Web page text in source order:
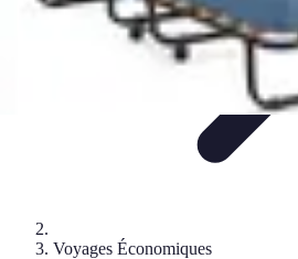
Voyages Économiques